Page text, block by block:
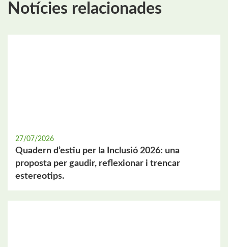
Notícies relacionades
27/07/2026
Quadern d’estiu per la Inclusió 2026: una
proposta per gaudir, reflexionar i trencar
estereotips.